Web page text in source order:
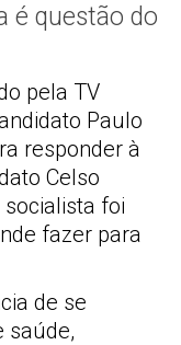
é questão do
pela TV
Paulo
responder à
Celso
socialista foi
fazer para
de se
saúde,